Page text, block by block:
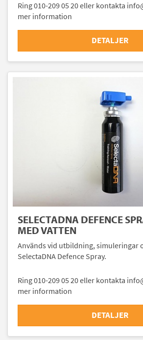
Ring 010-209 05 20 eller kontakta
mer information
DETALJER
SELECTADNA DEFENCE
MED VATTEN
Används vid utbildning, simuleringar
SelectaDNA Defence Spray.
Ring 010-209 05 20 eller kontakta
mer information
DETALJER